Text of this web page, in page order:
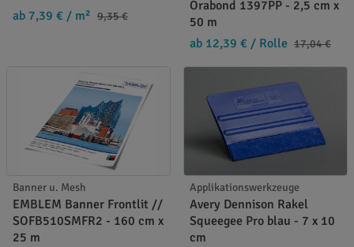
ab 7,39 € / m² 9,35 €
Orabond 1397PP - 2,5 cm x
50 m
ab 12,39 € / Rolle 17,04 €
Banner u. Mesh
EMBLEM Banner Frontlit //
SOFB510SMFR2 - 160 cm x
25 m
Applikationswerkzeuge
Avery Dennison Rakel
Squeegee Pro blau - 7 x 10
cm